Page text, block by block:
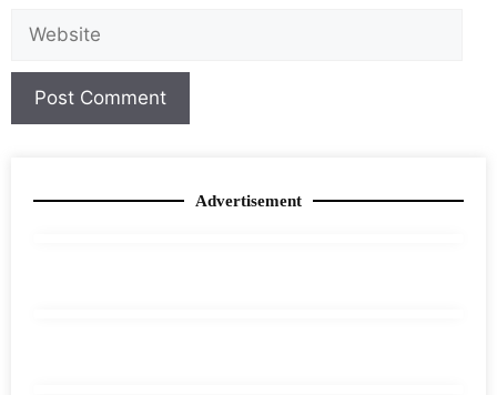
Advertisement